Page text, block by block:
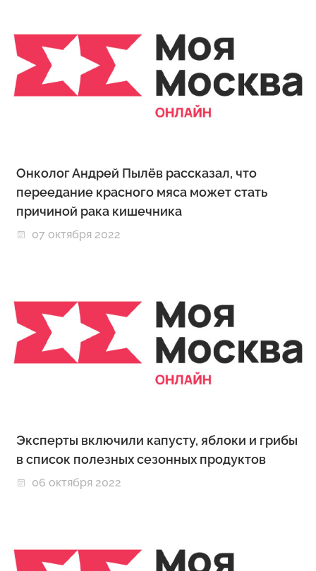
Онколог Андрей Пылёв рассказал, что
переедание красного мяса может стать
причиной рака кишечника
07 октября 2022
Эксперты включили капусту, яблоки и грибы
в список полезных сезонных продуктов
06 октября 2022